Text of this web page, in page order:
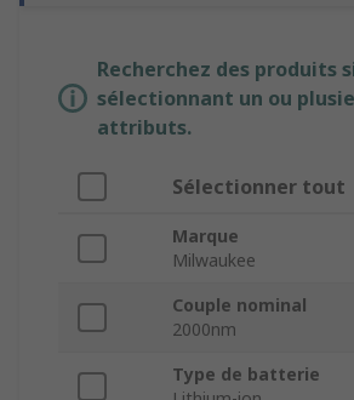
Recherchez des produits
sélectionnant un ou
attributs.
Sélectionner tout
Marque
Milwaukee
Couple nominal
2000nm
Type de batterie